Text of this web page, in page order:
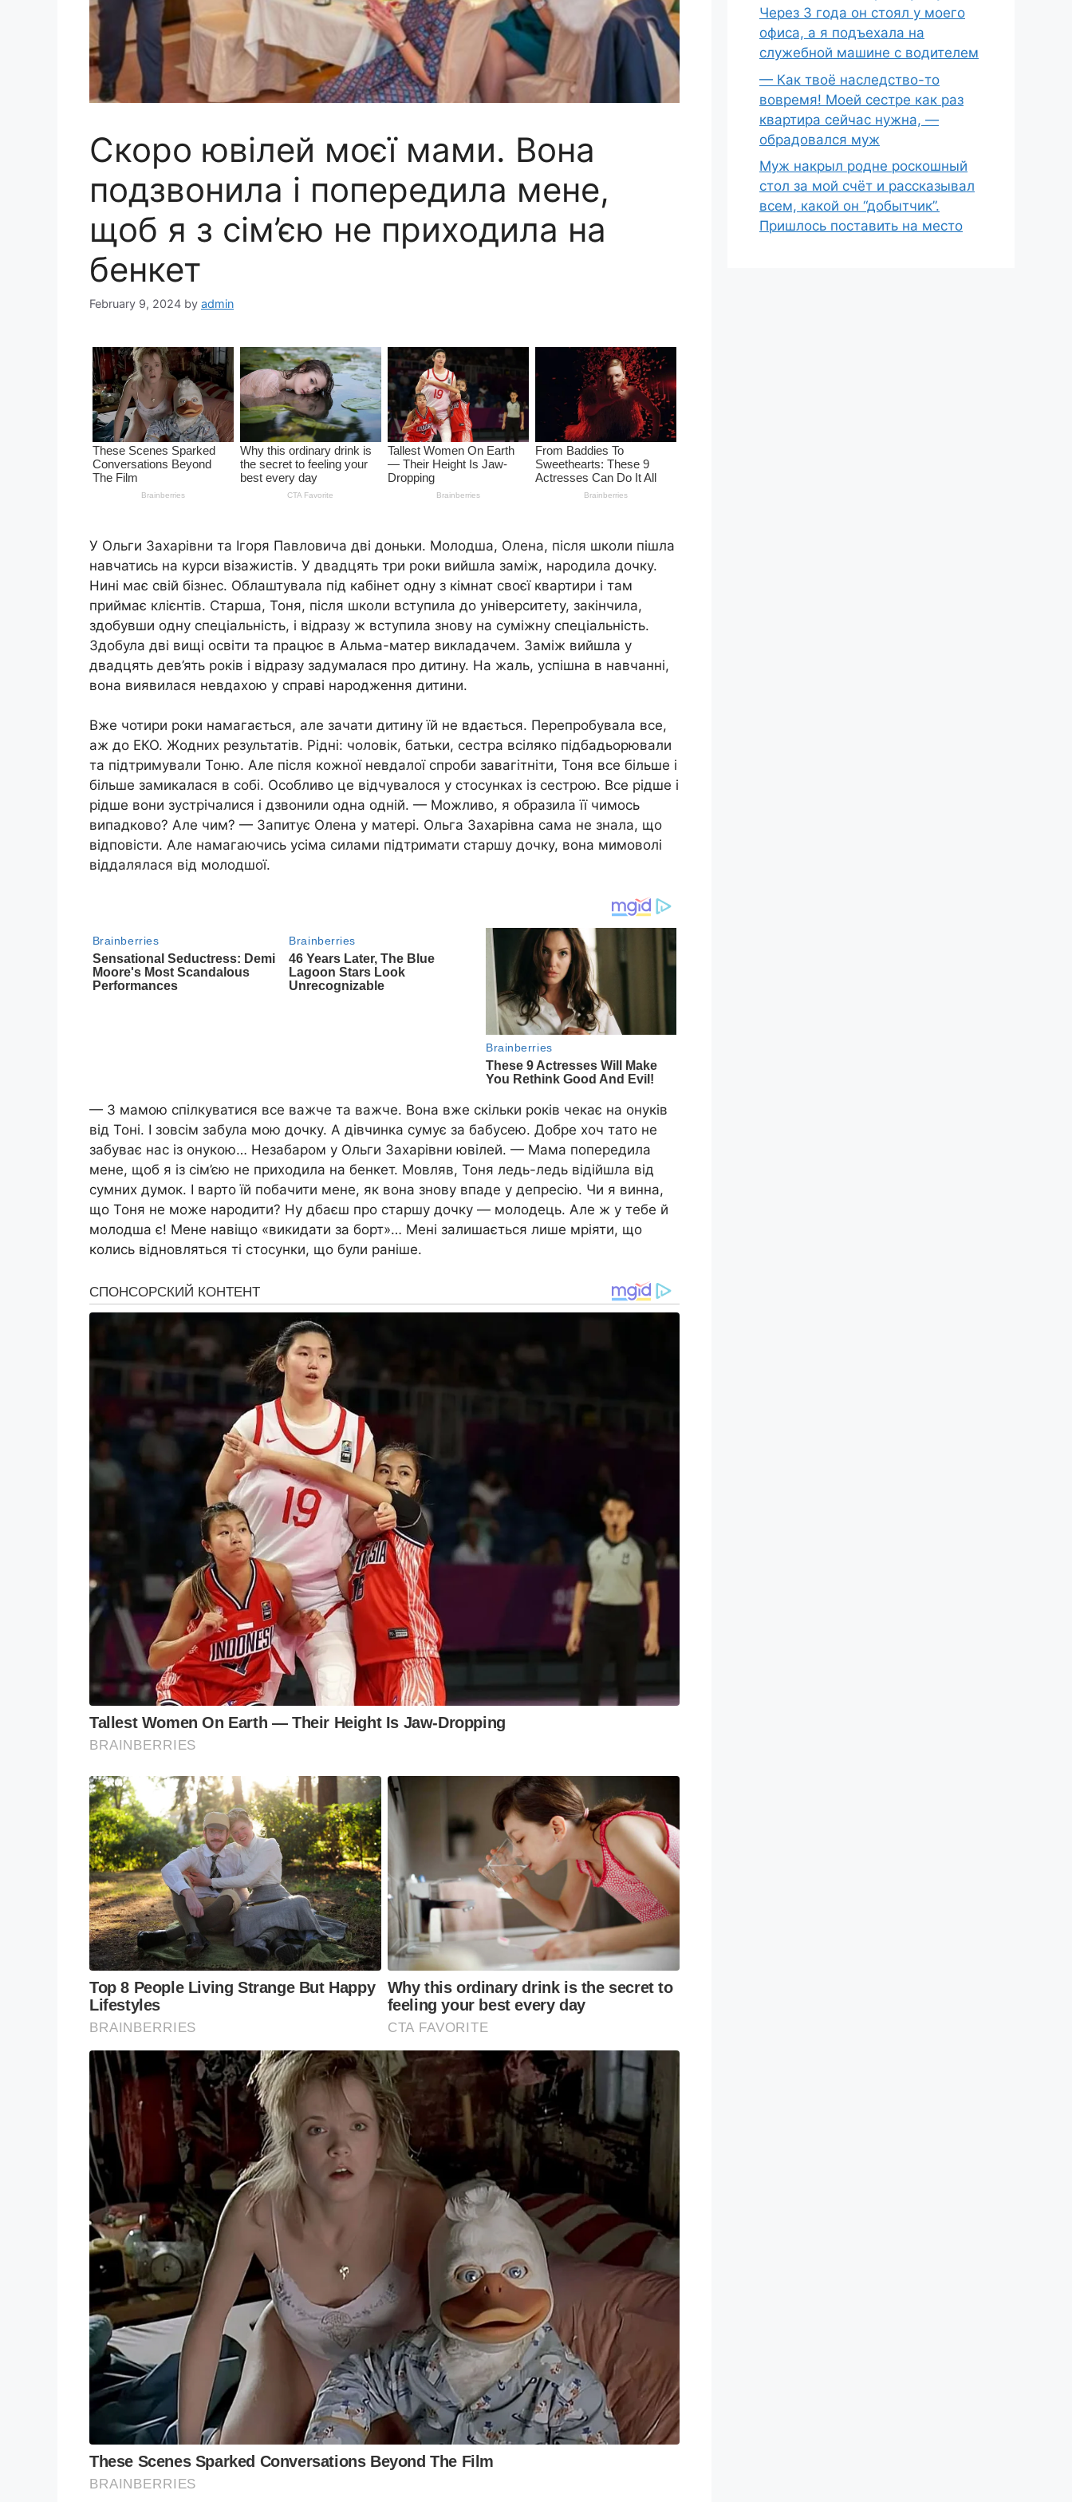
Скоро ювілей моєї мами. Вона
подзвонила і попередила мене,
щоб я з сім’єю не приходила на
бенкет
February 9, 2024 by admin
У Ольги Захарівни та Ігоря Павловича дві доньки. Молодша, Олена, після школи пішла
навчатись на курси візажистів. У двадцять три роки вийшла заміж, народила дочку.
Нині має свій бізнес. Облаштувала під кабінет одну з кімнат своєї квартири і там
приймає клієнтів. Старша, Тоня, після школи вступила до університету, закінчила,
здобувши одну спеціальність, і відразу ж вступила знову на суміжну спеціальність.
Здобула дві вищі освіти та працює в Альма-матер викладачем. Заміж вийшла у
двадцять дев’ять років і відразу задумалася про дитину. На жаль, успішна в навчанні,
вона виявилася невдахою у справі народження дитини.
Вже чотири роки намагається, але зачати дитину їй не вдається. Перепробувала все,
аж до ЕКО. Жодних результатів. Рідні: чоловік, батьки, сестра всіляко підбадьорювали
та підтримували Тоню. Але після кожної невдалої спроби завагітніти, Тоня все більше і
більше замикалася в собі. Особливо це відчувалося у стосунках із сестрою. Все рідше і
рідше вони зустрічалися і дзвонили одна одній. — Можливо, я образила її чимось
випадково? Але чим? — Запитує Олена у матері. Ольга Захарівна сама не знала, що
відповісти. Але намагаючись усіма силами підтримати старшу дочку, вона мимоволі
віддалялася від молодшої.
— З мамою спілкуватися все важче та важче. Вона вже скільки років чекає на онуків
від Тоні. І зовсім забула мою дочку. А дівчинка сумує за бабусею. Добре хоч тато не
забуває нас із онукою… Незабаром у Ольги Захарівни ювілей. — Мама попередила
мене, щоб я із сім’єю не приходила на бенкет. Мовляв, Тоня ледь-ледь відійшла від
сумних думок. І варто їй побачити мене, як вона знову впаде у депресію. Чи я винна,
що Тоня не може народити? Ну дбаєш про старшу дочку — молодець. Але ж у тебе й
молодша є! Мене навіщо «викидати за борт»… Мені залишається лише мріяти, що
колись відновляться ті стосунки, що були раніше.
Через 3 года он стоял у моего
офиса, а я подъехала на
служебной машине с водителем
— Как твоё наследство-то
вовремя! Моей сестре как раз
квартира сейчас нужна, —
обрадовался муж
Муж накрыл родне роскошный
стол за мой счёт и рассказывал
всем, какой он “добытчик”.
Пришлось поставить на место